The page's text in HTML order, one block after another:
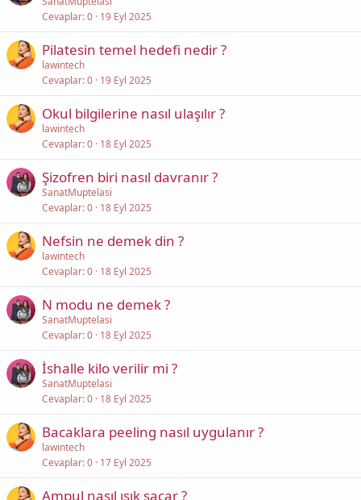
Cevaplar 0 19 Eyl 2025
Pilatesin temel hedefi nedir ?
lawintech
Cevaplar 0 19 Eyl 2025
Okul bilgilerine nasıl ulaşılır ?
lawintech
Cevaplar 0 18 Eyl 2025
Şizofren biri nasıl davranır ?
SanatMuptelasi
Cevaplar 0 18 Eyl 2025
Nefsin ne demek din ?
lawintech
Cevaplar 0 18 Eyl 2025
N modu ne demek ?
SanatMuptelasi
Cevaplar 0 18 Eyl 2025
İshalle kilo verilir mi ?
SanatMuptelasi
Cevaplar 0 18 Eyl 2025
Bacaklara peeling nasıl uygulanır ?
lawintech
Cevaplar 0 17 Eyl 2025
Ampul nasıl ışık saçar ?